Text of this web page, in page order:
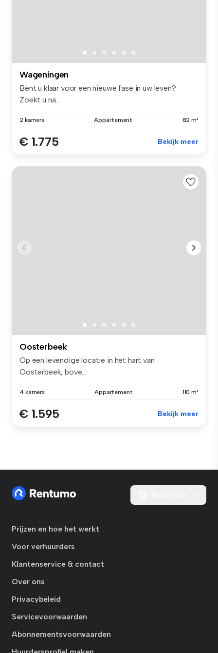
Wageningen
Bent u klaar voor een nieuwe fase in uw leven?
Zoekt u na...
2 kamers Appartement 82 m²
€ 1.775 Bekijk meer
Oosterbeek
Op een levendige locatie in het hart van
Oosterbeek, bove...
4 kamers Appartement 110 m²
€ 1.595 Bekijk meer
Prijzen en hoe het werkt
Voor verhuurders
Klantenservice & contact
Over ons
Privacybeleid
Servicevoorwaarden
Abonnementsvoorwaarden